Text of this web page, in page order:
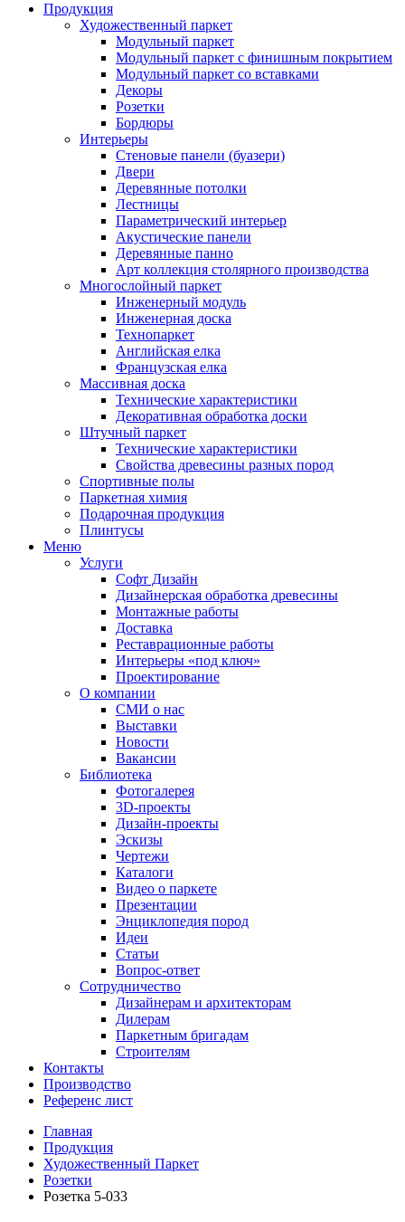
Продукция
Художественный паркет
Модульный паркет
Модульный паркет с финишным покрытием
Модульный паркет со вставками
Декоры
Розетки
Бордюры
Интерьеры
Стеновые панели (буазери)
Двери
Деревянные потолки
Лестницы
Параметрический интерьер
Акустические панели
Деревянные панно
Арт коллекция столярного производства
Многослойный паркет
Инженерный модуль
Инженерная доска
Технопаркет
Английская елка
Французская елка
Массивная доска
Технические характеристики
Декоративная обработка доски
Штучный паркет
Технические характеристики
Свойства древесины разных пород
Спортивные полы
Паркетная химия
Подарочная продукция
Плинтусы
Меню
Услуги
Софт Дизайн
Дизайнерская обработка древесины
Монтажные работы
Доставка
Реставрационные работы
Интерьеры «под ключ»
Проектирование
О компании
СМИ о нас
Выставки
Новости
Вакансии
Библиотека
Фотогалерея
3D-проекты
Дизайн-проекты
Эскизы
Чертежи
Каталоги
Видео о паркете
Презентации
Энциклопедия пород
Идеи
Статьи
Вопрос-ответ
Сотрудничество
Дизайнерам и архитекторам
Дилерам
Паркетным бригадам
Строителям
Контакты
Производство
Референс лист
Главная
Продукция
Художественный Паркет
Розетки
Розетка 5-033